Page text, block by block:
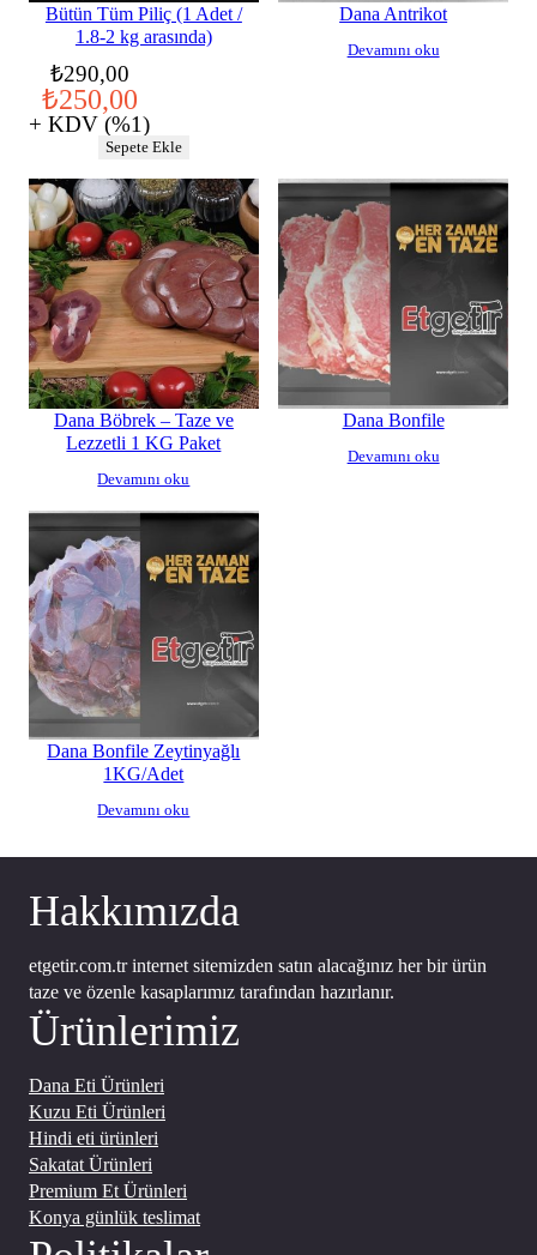
Bütün Tüm Piliç (1 Adet /
1.8-2 kg arasında)
₺290,00
Orijinal
fiyat:
₺290,00.
₺250,00
Şu
andaki
fiyat:
₺250,00.
+ KDV (%1)
Sepete Ekle
Dana Antrikot
Devamını oku
Dana Böbrek – Taze ve
Lezzetli 1 KG Paket
Devamını oku
Dana Bonfile
Devamını oku
Dana Bonfile Zeytinyağlı
1KG/Adet
Devamını oku
Hakkımızda
etgetir.com.tr internet sitemizden satın alacağınız her bir ürün
taze ve özenle kasaplarımız tarafından hazırlanır.
Ürünlerimiz
Dana Eti Ürünleri
Kuzu Eti Ürünleri
Hindi eti ürünleri
Sakatat Ürünleri
Premium Et Ürünleri
Konya günlük teslimat